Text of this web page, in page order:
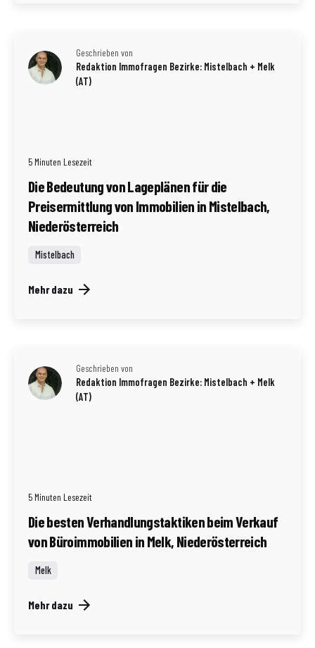
Geschrieben von
Redaktion Immofragen Bezirke: Mistelbach + Melk
(AT)
5 Minuten Lesezeit
Die Bedeutung von Lageplänen für die
Preisermittlung von Immobilien in Mistelbach,
Niederösterreich
Mistelbach
Mehr dazu
Geschrieben von
Redaktion Immofragen Bezirke: Mistelbach + Melk
(AT)
5 Minuten Lesezeit
Die besten Verhandlungstaktiken beim Verkauf
von Büroimmobilien in Melk, Niederösterreich
Melk
Mehr dazu